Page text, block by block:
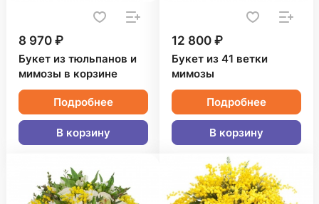
8 970 ₽
Букет из тюльпанов и
мимозы в корзине
Подробнее
В корзину
12 800 ₽
Букет из 41 ветки
мимозы
Подробнее
В корзину